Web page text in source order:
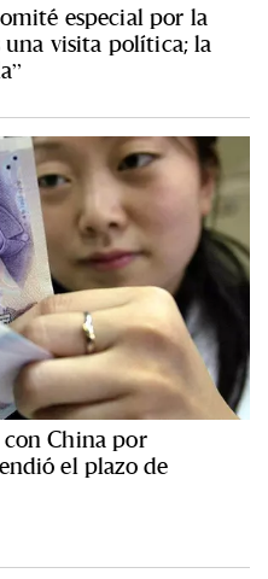
especial por la
una visita política; la
China por
el plazo de